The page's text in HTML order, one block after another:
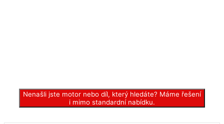
Nenašli jste motor nebo díl, který hledáte? Máme řešení
i mimo standardní nabídku.